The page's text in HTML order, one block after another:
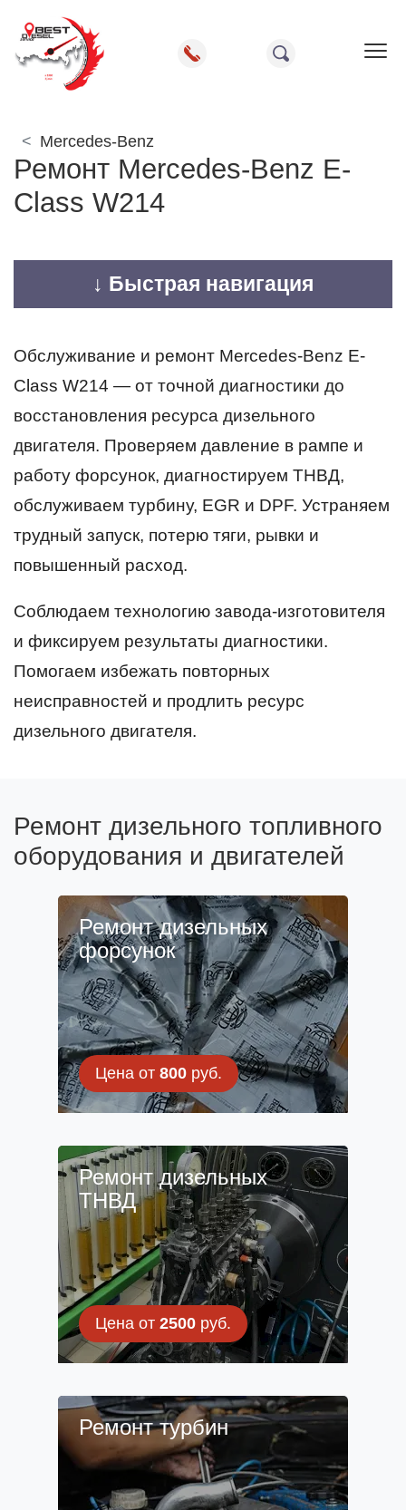
Mercedes-Benz
Ремонт Mercedes-Benz E-
Class W214
↓ Быстрая навигация
Обслуживание и ремонт Mercedes-Benz E-
Class W214 — от точной диагностики до
восстановления ресурса дизельного
двигателя. Проверяем давление в рампе и
работу форсунок, диагностируем ТНВД,
обслуживаем турбину, EGR и DPF. Устраняем
трудный запуск, потерю тяги, рывки и
повышенный расход.
Соблюдаем технологию завода-изготовителя
и фиксируем результаты диагностики.
Помогаем избежать повторных
неисправностей и продлить ресурс
дизельного двигателя.
Ремонт дизельного топливного
оборудования и двигателей
Ремонт дизельных
форсунок
Цена от 800руб.
Ремонт дизельных
ТНВД
Цена от 2500руб.
Ремонт турбин